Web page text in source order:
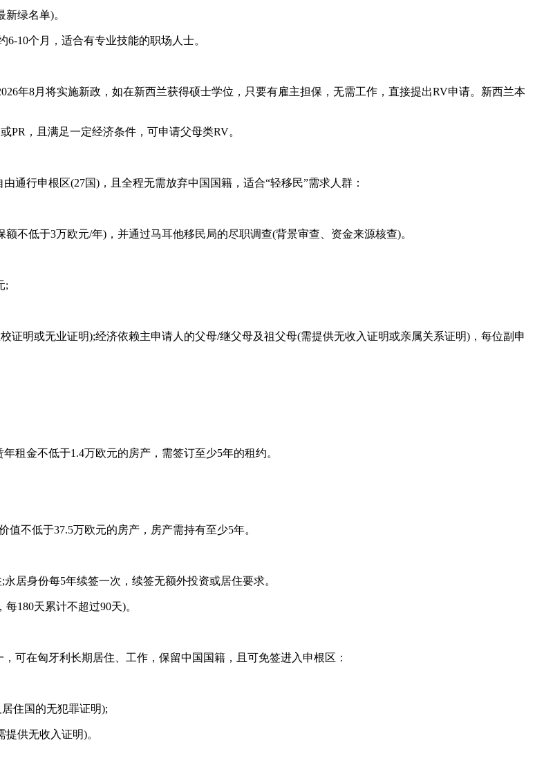
绿名单)。
10个月，适合有专业技能的职场人士。
年8月将实施新政，如在新西兰获得硕士学位，只要有雇主担保，无需工作，直接提出RV申请。新西兰本
PR，且满足一定经济条件，可申请父母类RV。
通行申根区(27国)，且全程无需放弃中国国籍，适合“轻移民”需求人群：
不低于3万欧元/年)，并通过马耳他移民局的尽职调查(背景审查、资金来源核查)。
;
证明或无业证明);经济依赖主申请人的父母/继父母及祖父母(需提供无收入证明或亲属关系证明)，每位副申
租金不低于1.4万欧元的房产，需签订至少5年的租约。
不低于37.5万欧元的房产，房产需持有至少5年。
居身份每5年续签一次，续签无额外投资或居住要求。
180天累计不超过90天)。
可在匈牙利长期居住、工作，保留中国国籍，且可免签进入申根区：
住国的无犯罪证明);
供无收入证明)。